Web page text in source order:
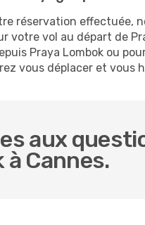
réservation effectuée,
votre vol au départ de
Praya Lombok ou
vous déplacer et vous
aux
à Cannes.